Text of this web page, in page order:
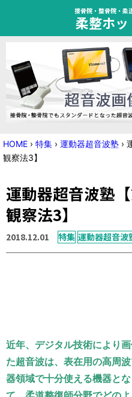
接骨院・整骨院・柔
柔整ホ
HOME
トピック
ニュース
国家試験対策
学会・セミナー情報
HOME › 特集 › 運動器超音波塾 ›
観察法3】
運動器超音波塾
観察法3】
2018.12.01 特集 運動器超音波
近年、デジタル技術により
た超音波は、表在用の高周
器領域で十分使える機器と